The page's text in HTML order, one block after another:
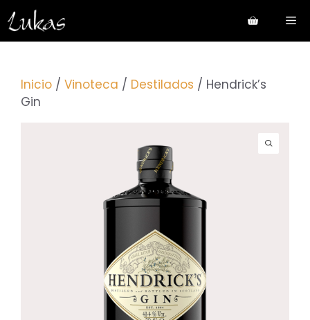
Saltar
al
contenido
Inicio / Vinoteca / Destilados / Hendrick’s
Gin